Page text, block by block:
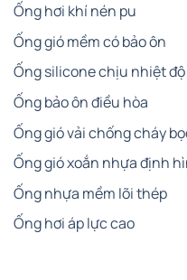
Ống hơi khí nén pu
Ống gió mềm có bảo ôn
Ống silicone chịu nhiệt
Ống bảo ôn điều hòa
Ống gió vải chống cháy
Ống gió xoắn nhựa định
Ống nhựa mềm lõi thép
Ống hơi áp lực cao